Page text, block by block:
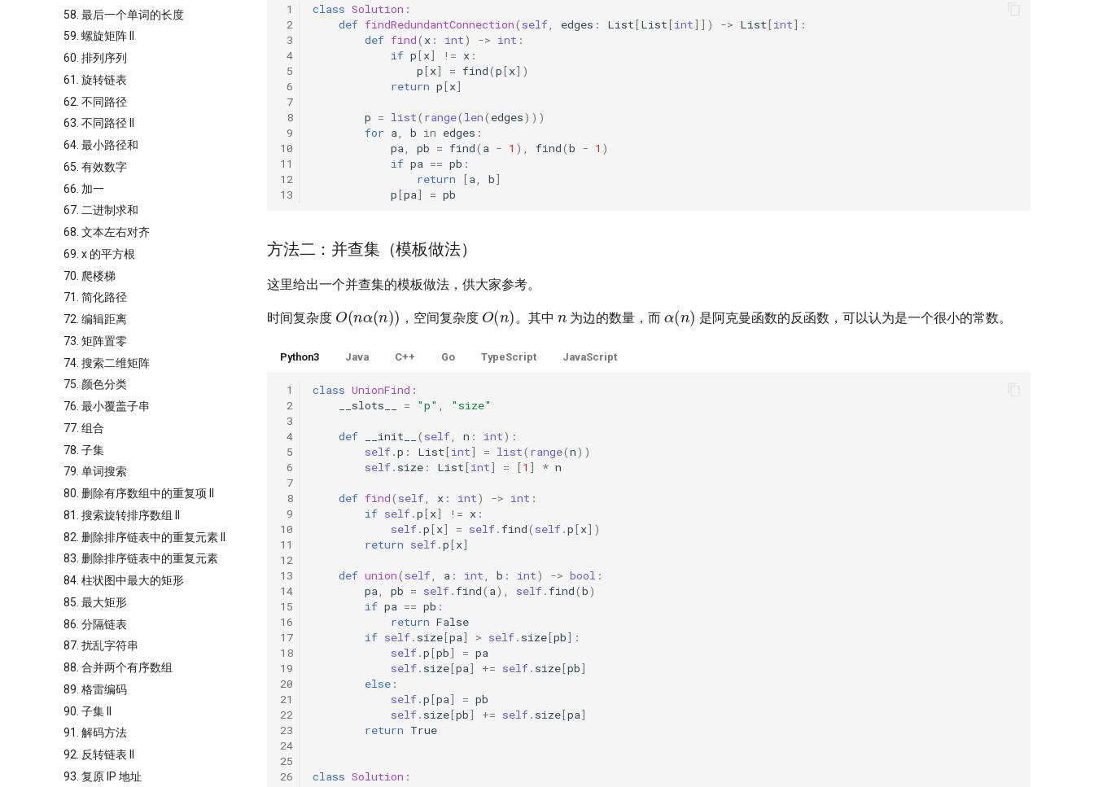
58. 最后一个单词的长度
59. 螺旋矩阵 II
60. 排列序列
61. 旋转链表
62. 不同路径
63. 不同路径 II
64. 最小路径和
65. 有效数字
66. 加一
67. 二进制求和
68. 文本左右对齐
69. x 的平方根
70. 爬楼梯
71. 简化路径
72. 编辑距离
73. 矩阵置零
74. 搜索二维矩阵
75. 颜色分类
76. 最小覆盖子串
77. 组合
78. 子集
79. 单词搜索
80. 删除有序数组中的重复项 II
81. 搜索旋转排序数组 II
82. 删除排序链表中的重复元素 II
83. 删除排序链表中的重复元素
84. 柱状图中最大的矩形
85. 最大矩形
86. 分隔链表
87. 扰乱字符串
88. 合并两个有序数组
89. 格雷编码
90. 子集 II
91. 解码方法
92. 反转链表 II
93. 复原 IP 地址
1
2
3
4
5
6
7
8
9
10
11
12
13
class Solution :
def findRedundantConnection( self, edges : List[List[int]]) -> List[int]:
def find( x : int) -> int :
if p[x] != x :
p[x] = find(p[x])
return p[x]
p = list( range( len( edges)))
for a, b in edges :
pa, pb = find( a - 1 ), find(b - 1 )
if pa == pb :
return
[a, b]
p[pa] = pb
方法二：并查集（模板做法）
这里给出一个并查集的模板做法，供大家参考。
时间复杂度
O( ( n)
，空间复杂度
O( n)
。其中 为边的数量，而
( n)
是阿克曼函数的反函数，可以认为是一个很小的常数。
Python3 Java C++ Go TypeScript JavaScript
1
2
3
4
5
6
7
8
9
10
11
12
13
14
15
16
17
18
19
20
21
22
23
24
25
26
class UnionFind :
__slots__
= "p" , "size"
def __init__ ( self, n : int):
self.p : List[int] = list( range(n))
self. size : List[int] = [1 ] * n
def find( self, x : int) -> int :
if self.p[x] != x :
self.p[x] = self.find( self.p[x])
return self.p[x]
def union( self, a : int, b : int) -> bool :
pa, pb = self.find( a), self.find(b)
if pa == pb :
return False
if self. size[pa] > self. size[pb]:
self.p[pb] = pa
self. size[pa] += self. size[pb]
else :
self.p[pa] = pb
self. size[pb] += self. size[pa]
return True
class Solution :